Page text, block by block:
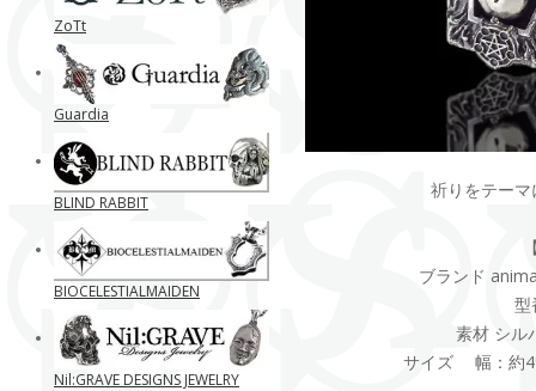
祈りをテー
ブランド
型
素材 シル
サイズ 幅：約
ZoTt
Guardia
BLIND RABBIT
BIOCELESTIALMAIDEN
Nil:GRAVE DESIGNS JEWELRY